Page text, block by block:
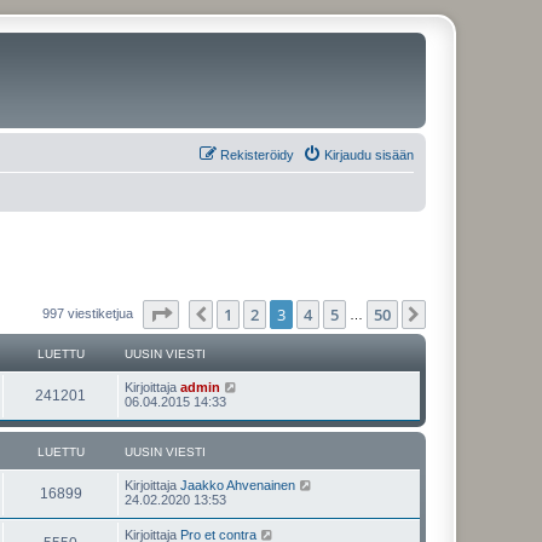
Kirjaudu sisään
Rekisteröidy
997 viestiketjua Sivu 50Edellinen
1 2 3 4 5 50
LUETTU UUSIN VIESTI
241201
u
t
U
u
i
v
i
e
s
t
Kirjoittaja admin
06.04.2015 14:33
LUETTU UUSIN VIESTI
16899L
u
U
u
Kirjoittaja Jaakko Ahvenainen
24.02.2020 13:53
U
Kirjoittaja Pro et contra